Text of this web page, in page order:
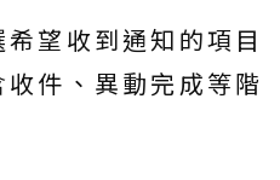
希望收到通知的項目
收件、異動完成等階